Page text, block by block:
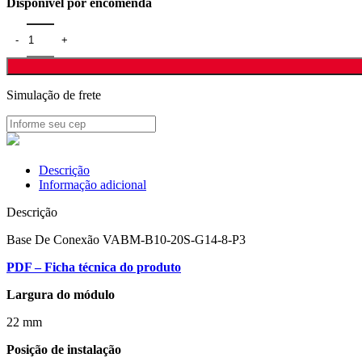
Simulação de frete
Descrição
Informação adicional
Descrição
Base De Conexão VABM-B10-20S-G14-8-P3
PDF – Ficha técnica do produto
Largura do módulo
22 mm
Posição de instalação